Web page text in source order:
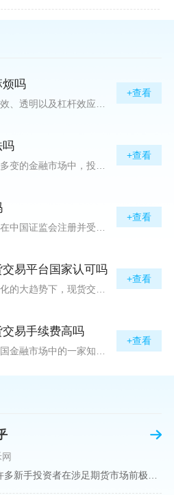
烦吗
+查看
吗
+查看
+查看
易平台国家认可吗
+查看
易手续费高吗
东方财富作为中国金融市场中的一家知名综合金融服务公司，向广大投资者提供了包括期货交易在内的多项服务。而对于广大期货市场的投资者来说，交易成本无疑是他们在选择期货交易服务商时考虑的重要因素之一。在这期货交易手续费是影响交易成本的主要组成部分。很多投资者都十分关注“东方财富期货交易手续费高吗？”这一问题。本文将从多个角度对东方财富期货交易手续费进行分析，帮助投资者对此有一个全面的了解。在深入讨论之前，我们需要明确一个事实：期货交易手续费是指投资者在进行期货合约买卖时，需要支付给期
+查看